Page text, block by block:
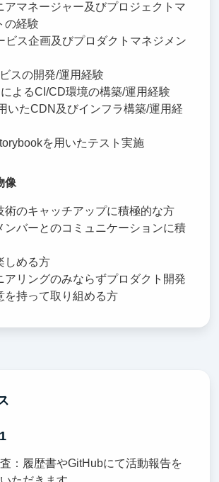
アマネージャー及びプロジェクトマ
の経験
ビス企画及びプロダクトマネジメン
スの開発/運用経験
によるCI/CD環境の構築/運用経験
いたCDN及びインフラ構築/運用経
を用いたテスト実施
像
術のキャッチアップに積極的な方
ンバーとのコミュニケーションに積
しめる方
アリングのみならずプロダクト開発
を持って取り組める方
：履歴書やGitHubにて活動報告を